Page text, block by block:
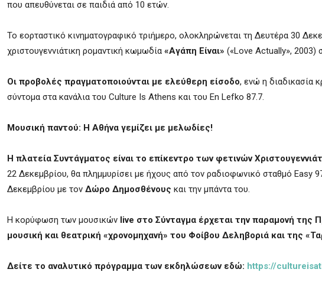
που απευθύνεται σε παιδιά από 10 ετών.
Το εορταστικό κινηματογραφικό τριήμερο, ολοκληρώνεται τη Δευτέρα 30
χριστουγεννιάτικη ρομαντική κωμωδία «Αγάπη Είναι» («Love Actually», 2003)
Οι προβολές πραγματοποιούνται με ελεύθερη είσοδο, ενώ η διαδικασία
σύντομα στα κανάλια του Culture Is Athens και του En Lefko 87.7.
Μουσική παντού: Η Αθήνα γεμίζει με μελωδίες!
Η πλατεία Συντάγματος είναι το επίκεντρο των φετινών
22 Δεκεμβρίου, θα πλημμυρίσει με ήχους από τον ραδιοφωνικό σταθμό Easy
Δεκεμβρίου με τον Δώρο Δημοσθένους και την μπάντα του.
Η κορύφωση των μουσικών live στο Σύνταγμα έρχεται την παραμονή της
μουσική και θεατρική «χρονομηχανή» του Φοίβου Δεληβοριά και της
Δείτε το αναλυτικό πρόγραμμα των εκδηλώσεων εδώ: https://